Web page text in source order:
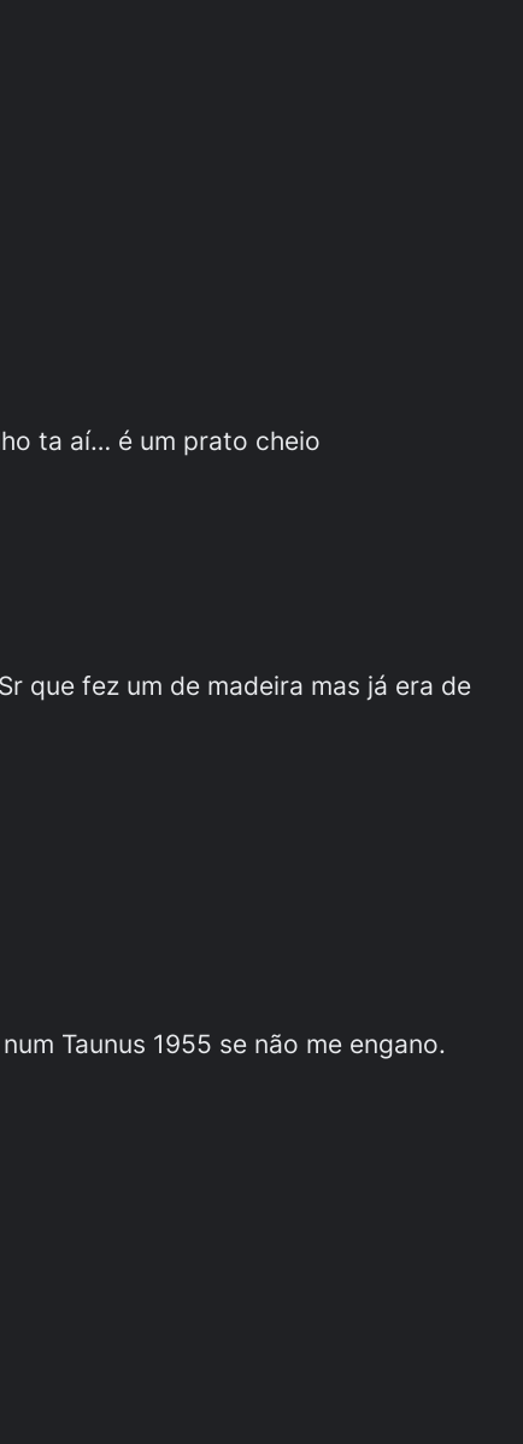
ta aí… é um prato cheio
que fez um de madeira mas já era de
Taunus 1955 se não me engano.